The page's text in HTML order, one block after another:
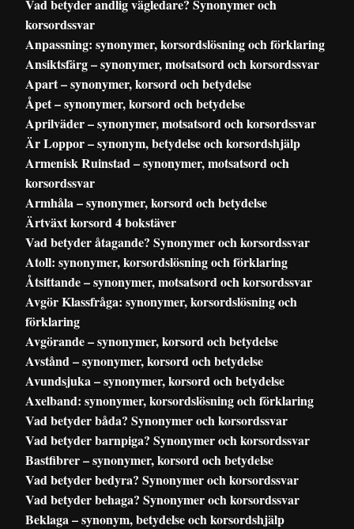
Vad betyder andlig vägledare? Synonymer och
korsordssvar
Anpassning: synonymer, korsordslösning och förklaring
Ansiktsfärg – synonymer, motsatsord och korsordssvar
Apart – synonymer, korsord och betydelse
Åpet – synonymer, korsord och betydelse
Aprilväder – synonymer, motsatsord och korsordssvar
Är Loppor – synonym, betydelse och korsordshjälp
Armenisk Ruinstad – synonymer, motsatsord och
korsordssvar
Armhåla – synonymer, korsord och betydelse
Ärtväxt korsord 4 bokstäver
Vad betyder åtagande? Synonymer och korsordssvar
Atoll: synonymer, korsordslösning och förklaring
Åtsittande – synonymer, motsatsord och korsordssvar
Avgör Klassfråga: synonymer, korsordslösning och
förklaring
Avgörande – synonymer, korsord och betydelse
Avstånd – synonymer, korsord och betydelse
Avundsjuka – synonymer, korsord och betydelse
Axelband: synonymer, korsordslösning och förklaring
Vad betyder båda? Synonymer och korsordssvar
Vad betyder barnpiga? Synonymer och korsordssvar
Bastfibrer – synonymer, korsord och betydelse
Vad betyder bedyra? Synonymer och korsordssvar
Vad betyder behaga? Synonymer och korsordssvar
Beklaga – synonym, betydelse och korsordshjälp